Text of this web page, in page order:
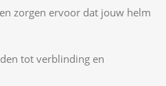
zorgen ervoor dat jouw helm
tot verblinding en